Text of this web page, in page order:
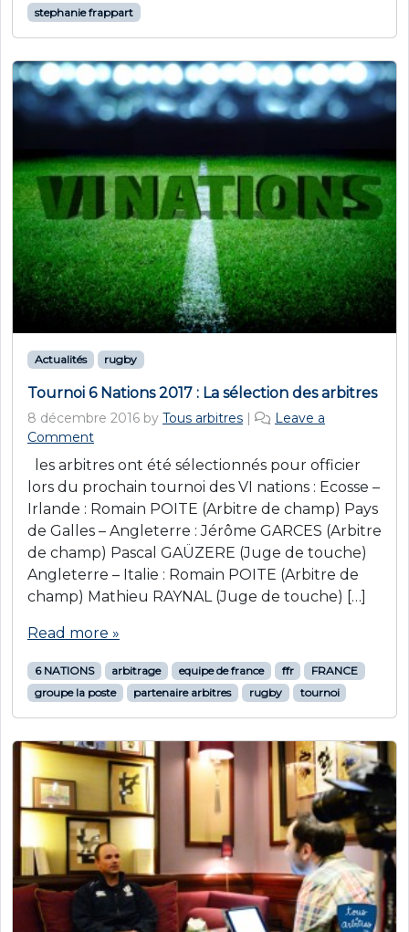
stephanie frappart
Actualités rugby
Tournoi 6 Nations 2017 : La sélection des arbitres
8 décembre 2016 by Tous arbitres |
Leave a
Comment
les arbitres ont été sélectionnés pour officier
lors du prochain tournoi des VI nations : Ecosse –
Irlande : Romain POITE (Arbitre de champ) Pays
de Galles – Angleterre : Jérôme GARCES (Arbitre
de champ) Pascal GAÜZERE (Juge de touche)
Angleterre – Italie : Romain POITE (Arbitre de
champ) Mathieu RAYNAL (Juge de touche) […]
Read more »
6 NATIONS arbitrage equipe de france ffr
FRANCE
groupe la poste
partenaire arbitres rugby tournoi